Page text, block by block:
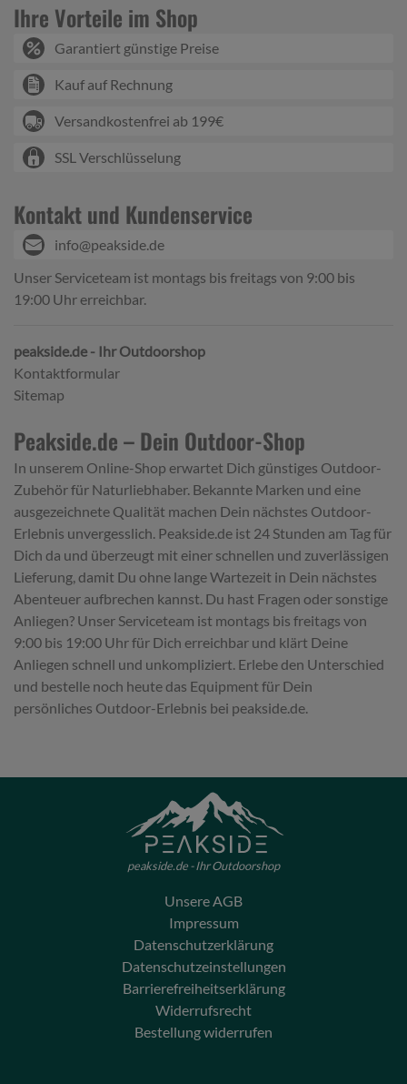
Ihre Vorteile im Shop
Garantiert günstige Preise
Kauf auf Rechnung
Versandkostenfrei ab 199€
SSL Verschlüsselung
Kontakt und Kundenservice
info@peakside.de
Unser Serviceteam ist montags bis freitags von 9:00 bis
19:00 Uhr erreichbar.
peakside.de - Ihr Outdoorshop
Kontaktformular
Sitemap
Peakside.de – Dein Outdoor-Shop
In unserem Online-Shop erwartet Dich günstiges Outdoor-
Zubehör für Naturliebhaber. Bekannte Marken und eine
ausgezeichnete Qualität machen Dein nächstes Outdoor-
Erlebnis unvergesslich. Peakside.de ist 24 Stunden am Tag für
Dich da und überzeugt mit einer schnellen und zuverlässigen
Lieferung, damit Du ohne lange Wartezeit in Dein nächstes
Abenteuer aufbrechen kannst. Du hast Fragen oder sonstige
Anliegen? Unser Serviceteam ist montags bis freitags von
9:00 bis 19:00 Uhr für Dich erreichbar und klärt Deine
Anliegen schnell und unkompliziert. Erlebe den Unterschied
und bestelle noch heute das Equipment für Dein
persönliches Outdoor-Erlebnis bei peakside.de.
peakside.de - Ihr Outdoorshop
Unsere AGB
Impressum
Datenschutzerklärung
Datenschutzeinstellungen
Barrierefreiheitserklärung
Widerrufsrecht
Bestellung widerrufen